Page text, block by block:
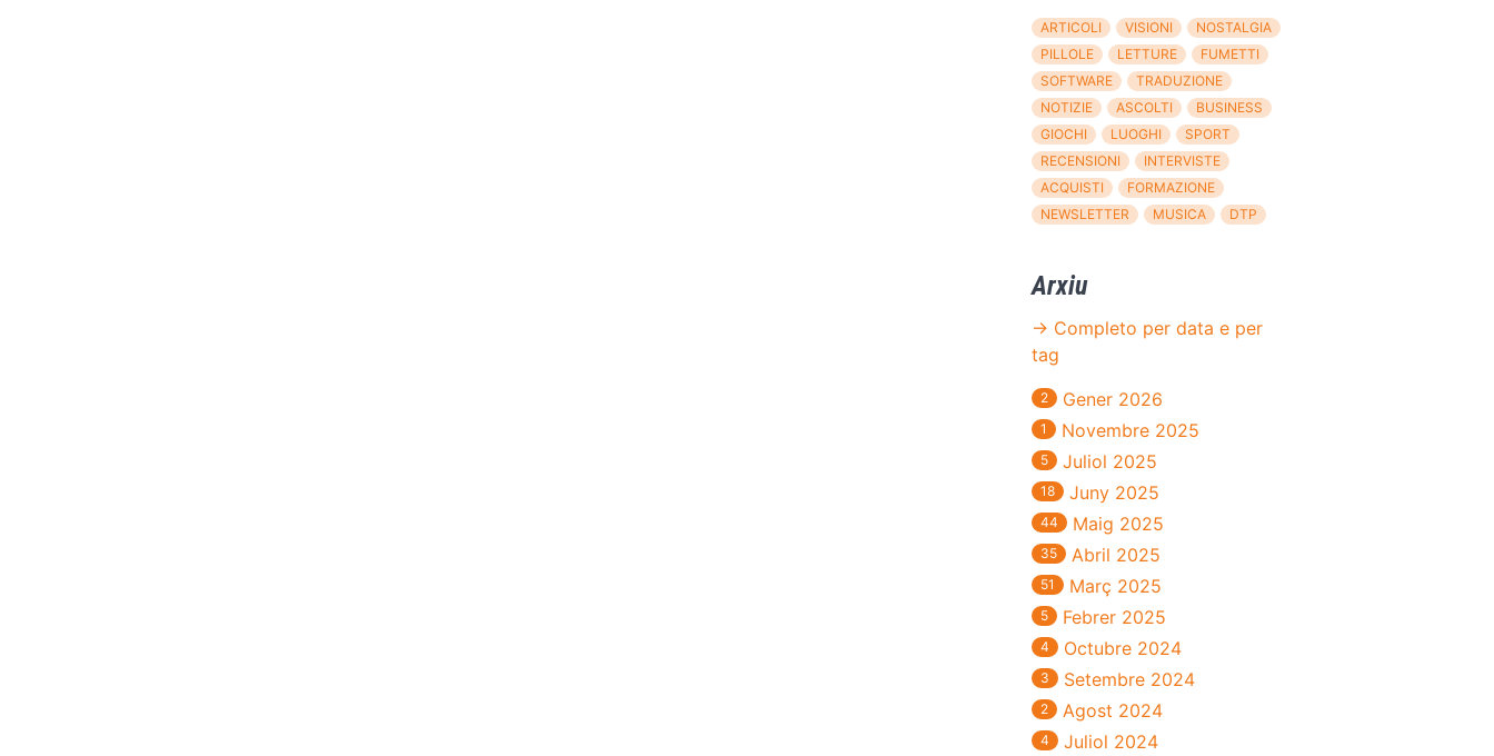
ARTICOLI VISIONI
NOSTALGIA
PILLOLE
LETTURE
FUMETTI
SOFTWARE
TRADUZIONE
NOTIZIE
ASCOLTI
BUSINESS
GIOCHI
LUOGHI
SPORT
RECENSIONI
INTERVISTE
ACQUISTI
FORMAZIONE
NEWSLETTER
MUSICA DTP
Arxiu
→ Completo per data e per
tag
2 Gener 2026
1 Novembre 2025
5 Juliol 2025
18 Juny 2025
44 Maig 2025
35 Abril 2025
51 Març 2025
5 Febrer 2025
4 Octubre 2024
3 Setembre 2024
2 Agost 2024
4 Juliol 2024